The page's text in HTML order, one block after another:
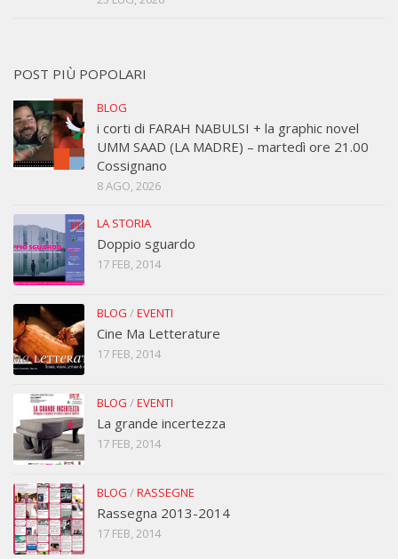
POST PIÙ POPOLARI
BLOG
i corti di FARAH NABULSI + la graphic novel
UMM SAAD (LA MADRE) – martedì ore 21.00
Cossignano
8 AGO, 2026
LA STORIA
Doppio sguardo
17 FEB, 2014
BLOG /EVENTI
Cine Ma Letterature
17 FEB, 2014
BLOG /EVENTI
La grande incertezza
17 FEB, 2014
BLOG /RASSEGNE
Rassegna 2013-2014
17 FEB, 2014